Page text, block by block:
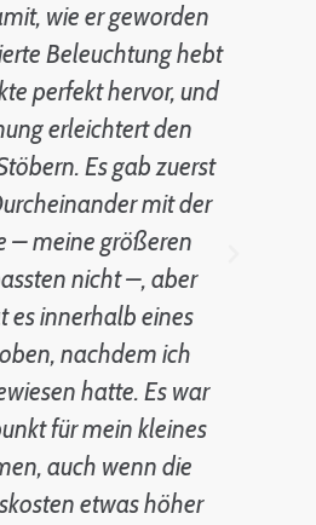
wie er geworden
Beleuchtung hebt
perfekt hervor, und
erleichtert den
Es gab zuerst
mit der
– meine größeren
nicht –, aber
es innerhalb eines
nachdem ich
hatte. Es war
für mein kleines
auch wenn die
etwas höher